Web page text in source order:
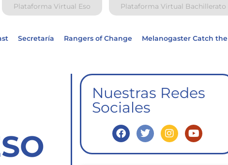
Plataforma Virtual Eso Plataforma Virtual Bachillerato
Secretaría Rangers of Change Melanogaster Catch
Nuestras Redes
Sociales